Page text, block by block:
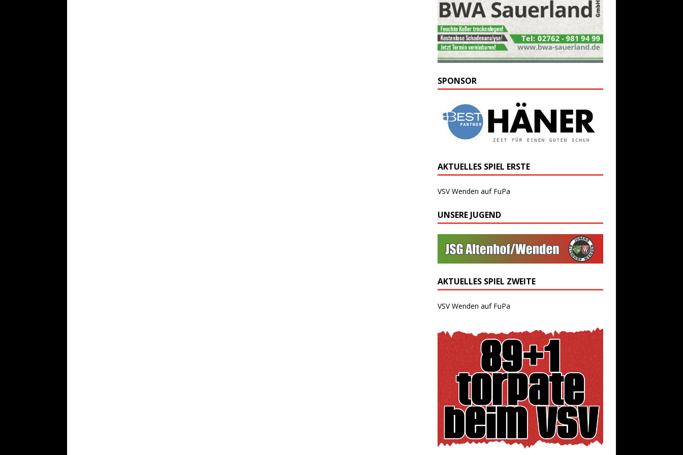
SPONSOR
AKTUELLES SPIEL ERSTE
VSV Wenden auf FuPa
UNSERE JUGEND
AKTUELLES SPIEL ZWEITE
VSV Wenden auf FuPa